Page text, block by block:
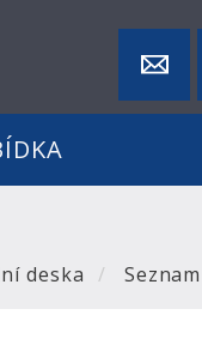
deska